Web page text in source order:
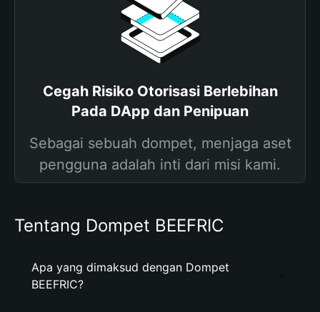
Cegah Risiko Otorisasi Berlebihan
Pada DApp dan Penipuan
Sebagai sebuah dompet, menjaga aset
pengguna adalah inti dari misi kami.
Tentang Dompet BEEFRIC
Apa yang dimaksud dengan Dompet
BEEFRIC?